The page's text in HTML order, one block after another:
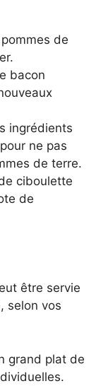
de
bacon
ingrédients
ne pas
de terre.
ciboulette
de
être servie
selon vos
grand plat de